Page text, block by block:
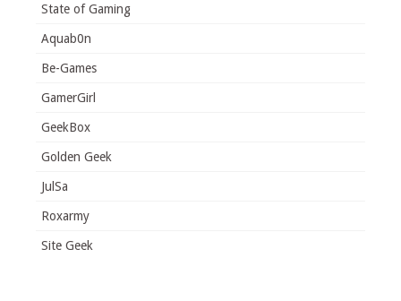
State of Gaming
Aquab0n
Be-Games
GamerGirl
GeekBox
Golden Geek
JulSa
Roxarmy
Site Geek